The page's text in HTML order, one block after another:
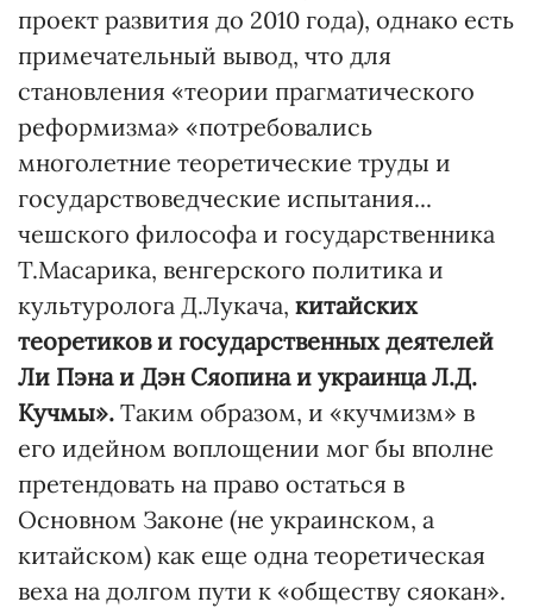
проект развития до 2010 года), однако есть
примечательный вывод, что для
становления «теории прагматического
реформизма» «потребовались
многолетние теоретические труды и
государствоведческие испытания...
чешского философа и государственника
Т.Масарика, венгерского политика и
культуролога Д.Лукача, китайских
теоретиков и государственных деятелей
Ли Пэна и Дэн Сяопина и украинца Л.Д.
Кучмы». Таким образом, и «кучмизм» в
его идейном воплощении мог бы вполне
претендовать на право остаться в
Основном Законе (не украинском, а
китайском) как еще одна теоретическая
веха на долгом пути к «обществу сяокан».